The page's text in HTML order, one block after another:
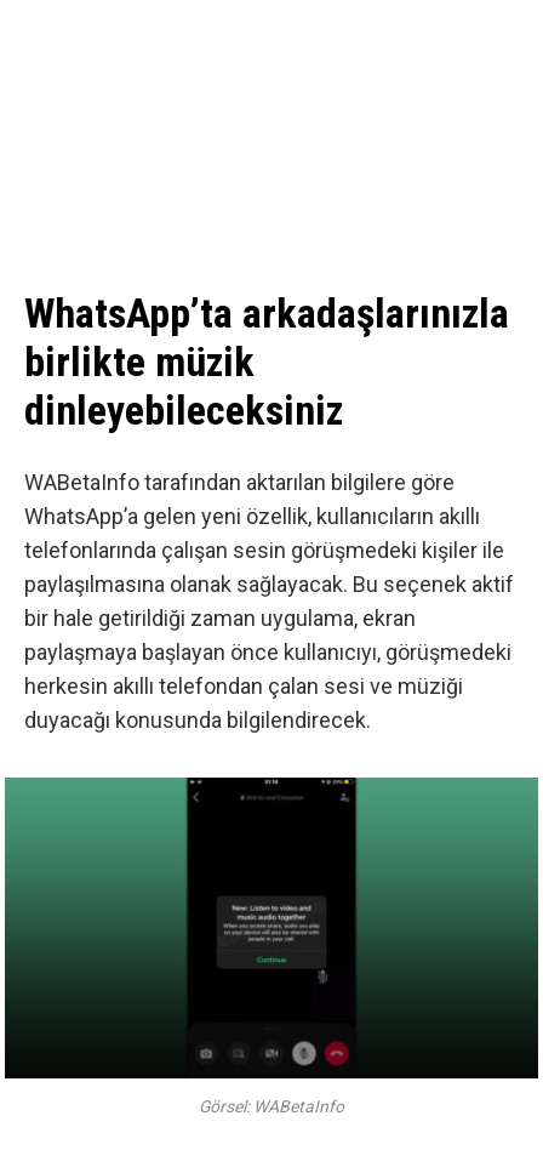
WhatsApp’ta arkadaşlarınızla
birlikte müzik
dinleyebileceksiniz
WABetaInfo tarafından aktarılan bilgilere göre
WhatsApp’a gelen yeni özellik, kullanıcıların akıllı
telefonlarında çalışan sesin görüşmedeki kişiler ile
paylaşılmasına olanak sağlayacak. Bu seçenek aktif
bir hale getirildiği zaman uygulama, ekran
paylaşmaya başlayan önce kullanıcıyı, görüşmedeki
herkesin akıllı telefondan çalan sesi ve müziği
duyacağı konusunda bilgilendirecek.
Görsel: WABetaInfo